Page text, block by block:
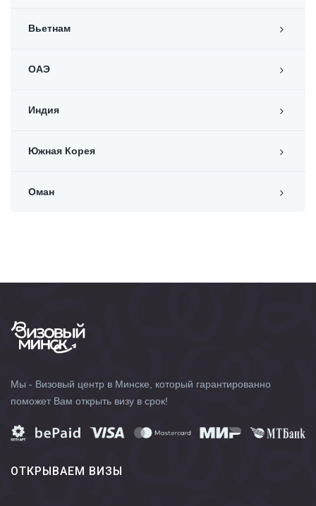
Вьетнам
ОАЭ
Индия
Южная Корея
Оман
Мы - Визовый центр в Минске, который гарантированно
поможет Вам открыть визу в срок!
ОТКРЫВАЕМ ВИЗЫ